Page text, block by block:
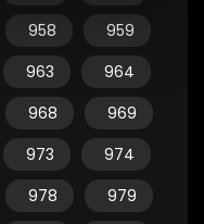
958
959
963
964
968
969
973
974
978
979